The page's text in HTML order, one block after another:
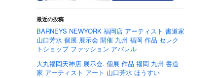
最近の投稿
BARNEYS NEWYORK 福岡店 アーティスト 書道家
山口芳水 個展 展示会 開催 九州 福岡 作品 セレク
トショップ ファッション アパレル
大丸福岡天神店 展示会. 個展 作品 福岡 九州 書道
家 アーティスト アート 山口芳水 ほうすい